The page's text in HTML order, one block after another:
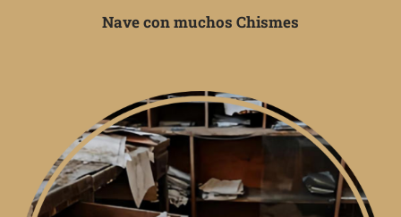
Nave con muchos Chismes